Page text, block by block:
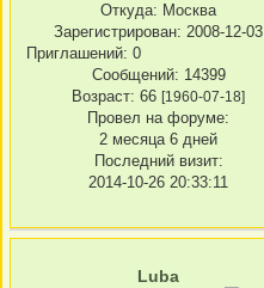
Откуда: Москва
Зарегистрирован: 2008-12-03
Приглашений: 0
Сообщений: 14399
Возраст: 66 [1960-07-18]
Провел на форуме:
2 месяца 6 дней
Последний визит:
2014-10-26 20:33:11
Luba